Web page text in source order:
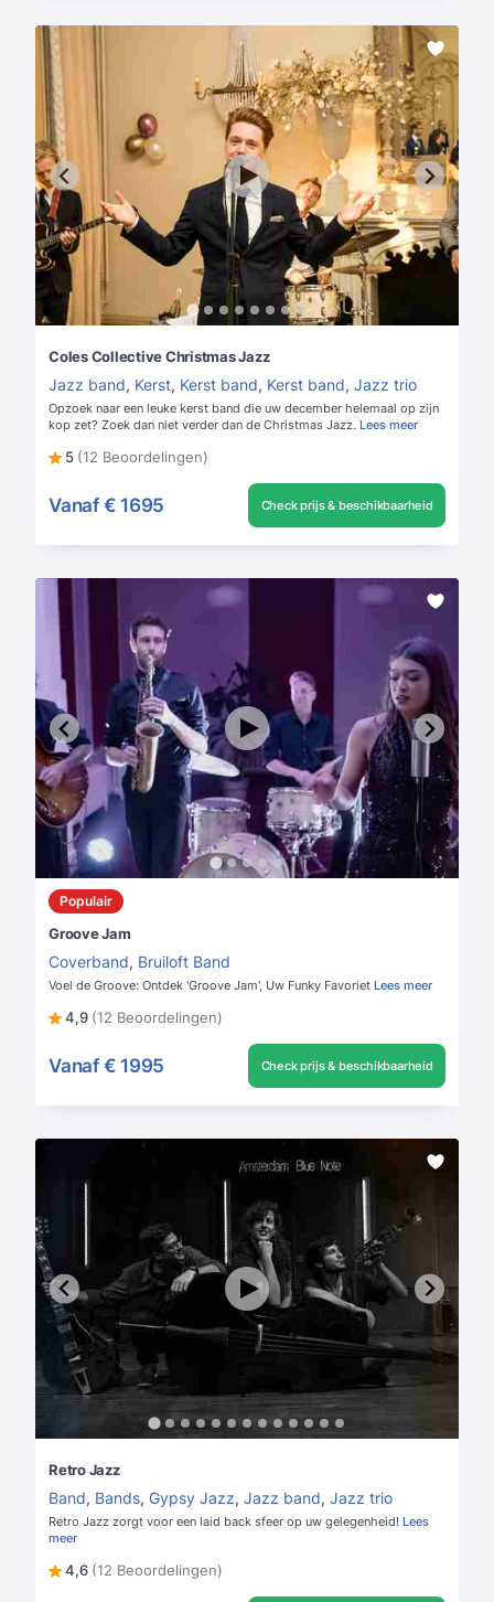
Coles Collective Christmas Jazz
Jazz band, Kerst, Kerst band, Kerst band, Jazz trio
Opzoek naar een leuke kerst band die uw december helemaal op zijn
kop zet? Zoek dan niet verder dan de Christmas Jazz. Lees meer
5 (12 Beoordelingen)
Vanaf € 1695 Check prijs & beschikbaarheid
Populair
Groove Jam
Coverband, Bruiloft Band
Voel de Groove: Ontdek 'Groove Jam', Uw Funky Favoriet Lees meer
4,9 (12 Beoordelingen)
Vanaf € 1995 Check prijs & beschikbaarheid
Retro Jazz
Band, Bands, Gypsy Jazz, Jazz band, Jazz trio
Retro Jazz zorgt voor een laid back sfeer op uw gelegenheid! Lees
meer
4,6 (12 Beoordelingen)